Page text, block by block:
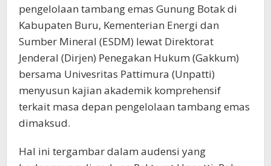
pengelolaan tambang emas Gunung Botak di
Kabupaten Buru, Kementerian Energi dan
Sumber Mineral (ESDM) lewat Direktorat
Jenderal (Dirjen) Penegakan Hukum (Gakkum)
bersama Univesritas Pattimura (Unpatti)
menyusun kajian akademik komprehensif
terkait masa depan pengelolaan tambang emas
dimaksud.
Hal ini tergambar dalam audensi yang